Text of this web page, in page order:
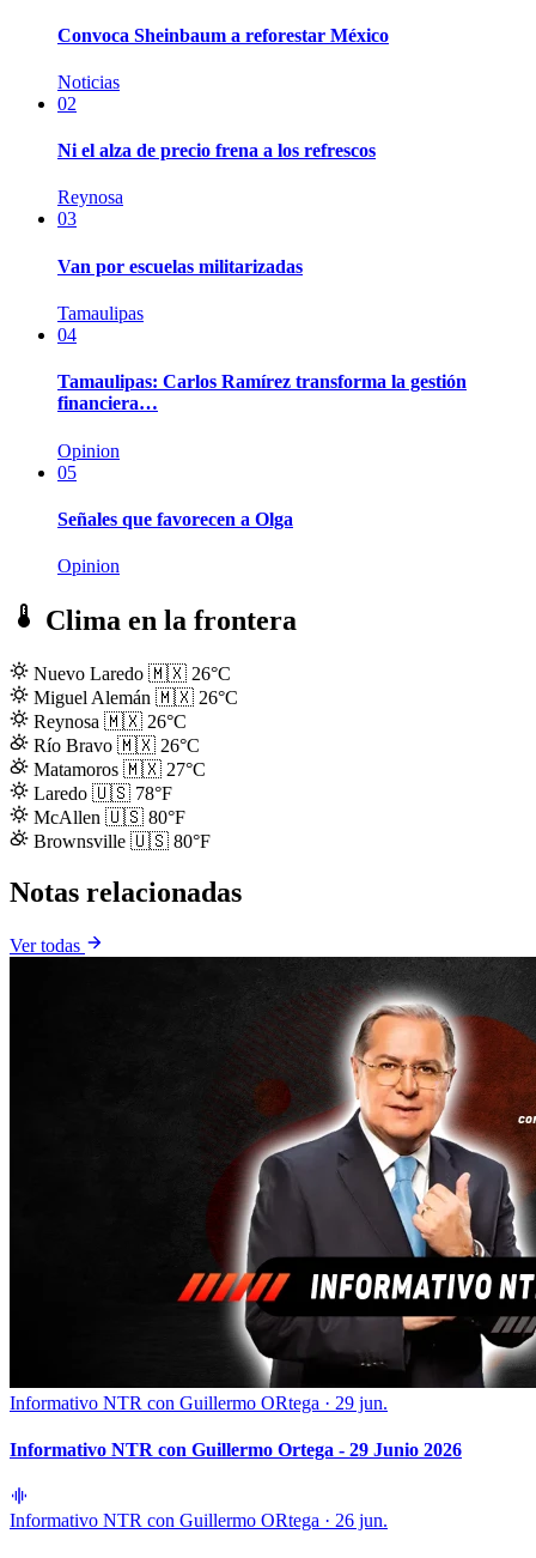
Convoca Sheinbaum a reforestar México
Noticias
02
Ni el alza de precio frena a los refrescos
Reynosa
03
Van por escuelas militarizadas
Tamaulipas
04
Tamaulipas: Carlos Ramírez transforma la gestión
financiera…
Opinion
05
Señales que favorecen a Olga
Opinion
Clima en la frontera
Nuevo Laredo 🇲🇽 26°C
Miguel Alemán 🇲🇽 26°C
Reynosa 🇲🇽 26°C
Río Bravo 🇲🇽 26°C
Matamoros 🇲🇽 27°C
Laredo 🇺🇸 78°F
McAllen 🇺🇸 80°F
Brownsville 🇺🇸 80°F
Notas relacionadas
Ver todas
Informativo NTR con Guillermo ORtega · 29 jun.
Informativo NTR con Guillermo Ortega - 29 Junio 2026
Informativo NTR con Guillermo ORtega · 26 jun.